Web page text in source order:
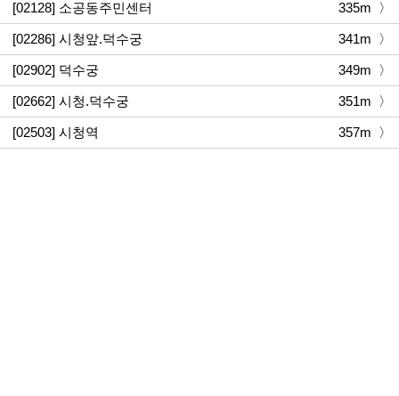
[02128] 소공동주민센터 335m 〉
[02286] 시청앞.덕수궁 341m 〉
[02902] 덕수궁 349m 〉
[02662] 시청.덕수궁 351m 〉
[02503] 시청역 357m 〉